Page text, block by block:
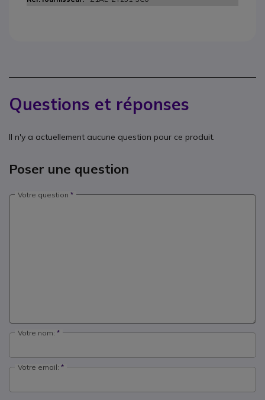
Questions et réponses
Il n'y a actuellement aucune question pour ce produit.
Poser une question
Votre question
Votre nom:
Votre email: